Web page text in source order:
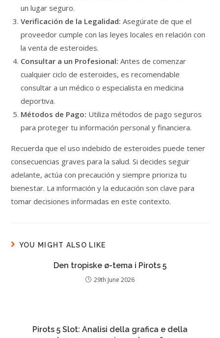
un lugar seguro.
Verificación de la Legalidad: Asegúrate de que el
proveedor cumple con las leyes locales en relación con
la venta de esteroides.
Consultar a un Profesional: Antes de comenzar
cualquier ciclo de esteroides, es recomendable
consultar a un médico o especialista en medicina
deportiva.
Métodos de Pago: Utiliza métodos de pago seguros
para proteger tu información personal y financiera.
Recuerda que el uso indebido de esteroides puede tener
consecuencias graves para la salud. Si decides seguir
adelante, actúa con precaución y siempre prioriza tu
bienestar. La información y la educación son clave para
tomar decisiones informadas en este contexto.
YOU MIGHT ALSO LIKE
Den tropiske ø-tema i Pirots 5
29th June 2026
Pirots 5 Slot: Analisi della grafica e della